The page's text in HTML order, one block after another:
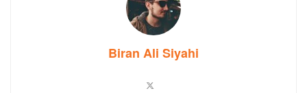
Biran Ali Siyahi